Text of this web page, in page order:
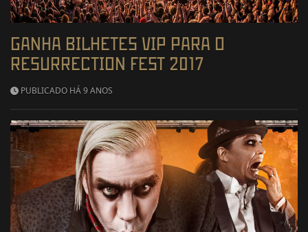
GANHA BILHETES VIP PARA O
RESURRECTION FEST 2017
PUBLICADO HÁ 9 ANOS